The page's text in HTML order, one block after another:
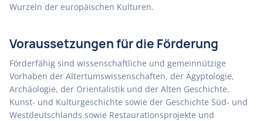
Wurzeln der europäischen Kulturen.
Voraussetzungen für die Förderung
Förderfähig sind wissenschaftliche und gemeinnützige
Vorhaben der Altertumswissenschaften, der Ägyptologie,
Archäologie, der Orientalistik und der Alten Geschichte,
Kunst- und Kulturgeschichte sowie der Geschichte Süd- und
Westdeutschlands sowie Restaurationsprojekte und